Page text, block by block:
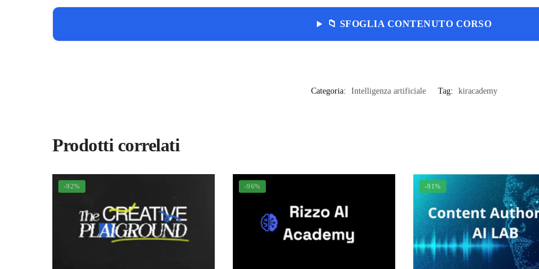
📁 SFOGLIA CONTENUTO CORSO
Categoria: Intelligenza artificiale Tag: kiracademy
Prodotti correlati
-92% -96% -91%